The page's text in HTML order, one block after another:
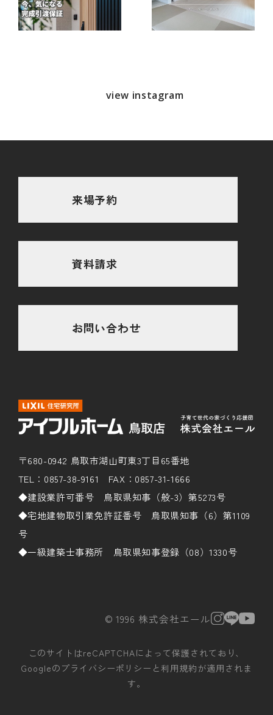
view instagram
来場予約
資料請求
お問い合わせ
〒680-0942 鳥取市湖山町東3丁目65番地
TEL：0857-38-9161 FAX：0857-31-1666
◆建設業許可番号 鳥取県知事（般-3）第5273号
◆宅地建物取引業免許証番号 鳥取県知事（6）第1109
号
◆一級建築士事務所 鳥取県知事登録（08）1330号
© 1996 株式会社エール
このサイトはreCAPTCHAによって保護されており、
Googleの プライバシーポリシー と利用規約が適用されま
す。